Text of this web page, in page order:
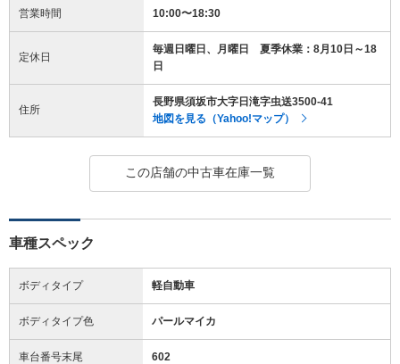
営業時間 10:00〜18:30
定休日
毎週日曜日、月曜日 夏季休業：8月10日～18
日
住所
長野県須坂市大字日滝字虫送3500-41
地図を見る（Yahoo!マップ）
この店舗の中古車在庫一覧
車種スペック
ボディタイプ 軽自動車
ボディタイプ色 パールマイカ
車台番号末尾 602